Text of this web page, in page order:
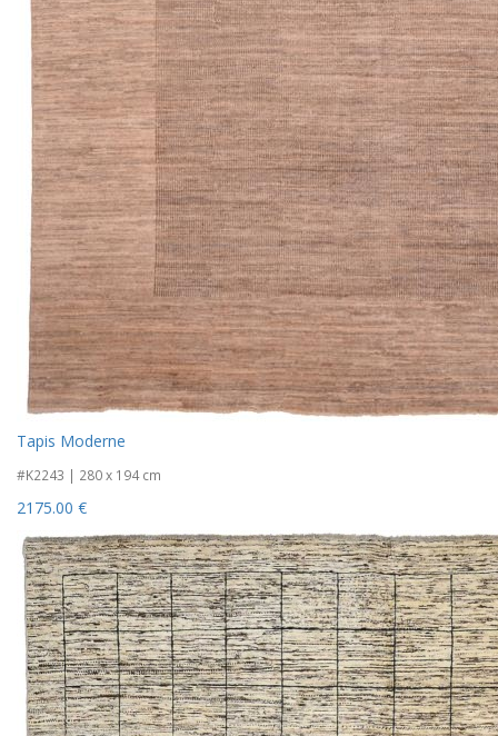
Tapis Moderne
#K2243 | 280 x 194 cm
2175.00 €